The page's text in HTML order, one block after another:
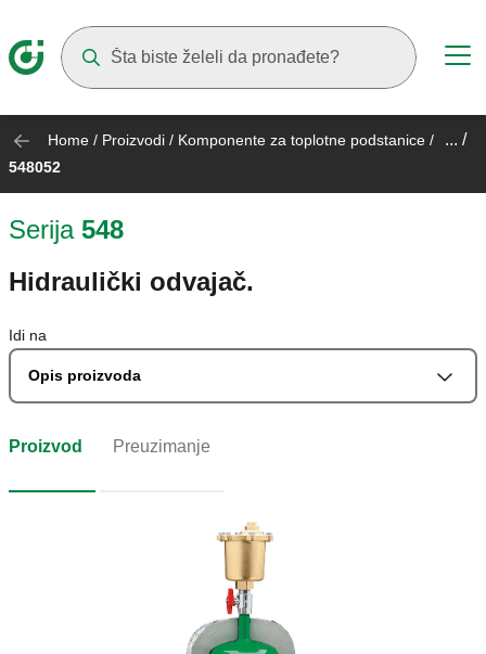
Home / Proizvodi / Komponente za toplotne podstanice / ... /
548052
Serija 548
Hidraulički odvajač.
Idi na
Opis proizvoda
Proizvod Preuzimanje